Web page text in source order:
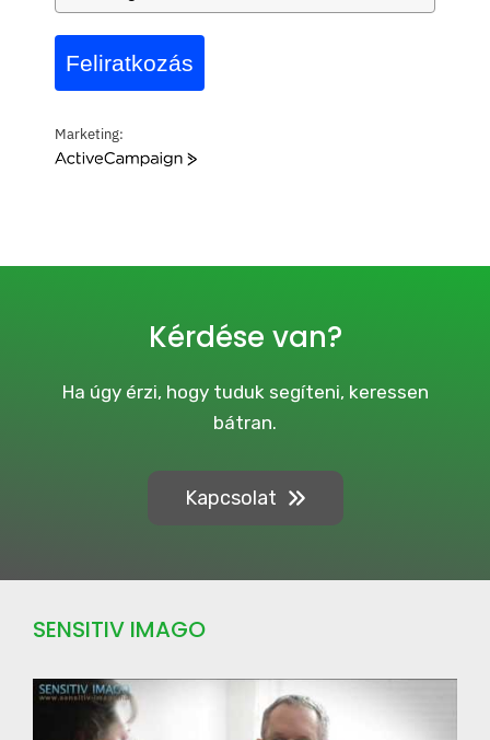
Feliratkozás
Marketing:
A
e
Kérdése van?
Ha úgy érzi, hogy tuduk segíteni, keressen
bátran.
Kapcsolat
SENSITIV IMAGO